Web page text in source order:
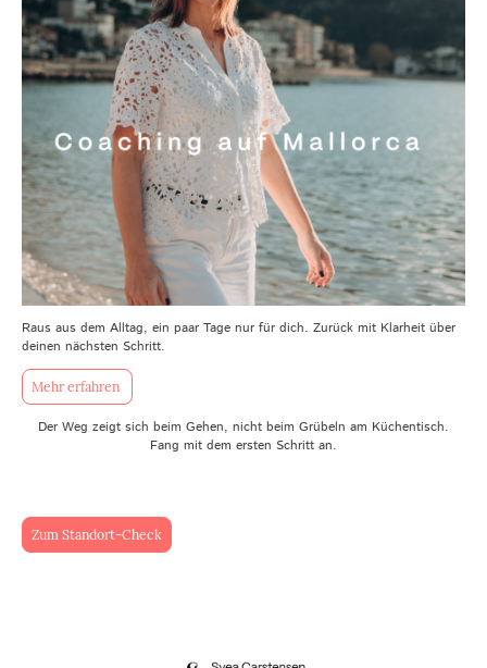
Raus aus dem Alltag, ein paar Tage nur für dich. Zurück mit Klarheit über
deinen nächsten Schritt.
Mehr erfahren
Der Weg zeigt sich beim Gehen, nicht beim Grübeln am Küchentisch.
Fang mit dem ersten Schritt an.
Zum Standort-Check